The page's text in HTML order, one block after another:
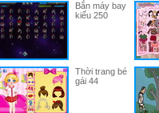
Bắn máy bay
kiểu 250
Thời trang bé
gái 44